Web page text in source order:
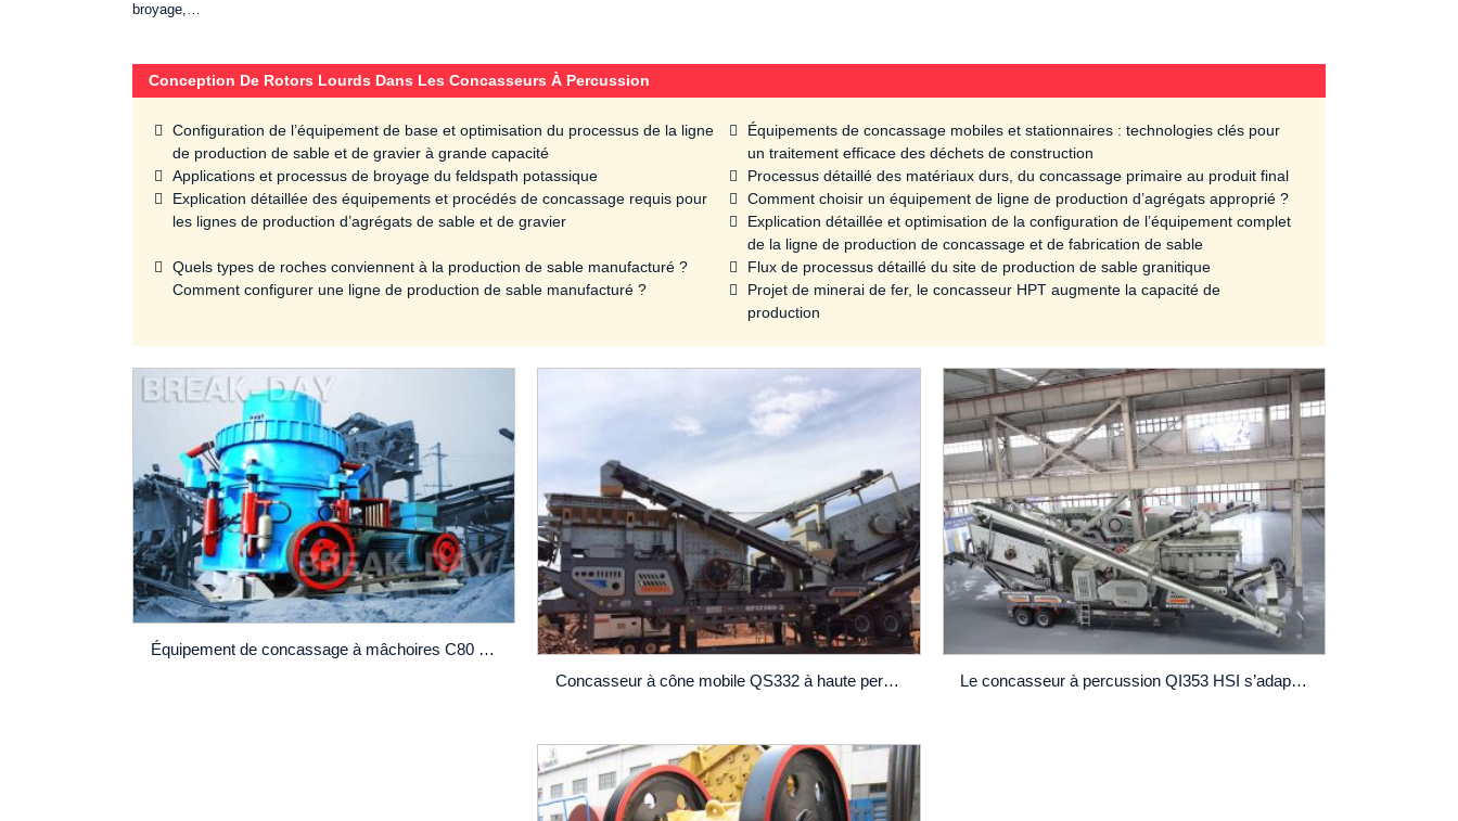
broyage,…
Conception De Rotors Lourds Dans Les Concasseurs À Percussion
Configuration de l’équipement de base et optimisation du processus de la ligne
de production de sable et de gravier à grande capacité
Équipements de concassage mobiles et stationnaires : technologies clés pour
un traitement efficace des déchets de construction
Applications et processus de broyage du feldspath potassique
Processus détaillé des matériaux durs, du concassage primaire au produit final
Explication détaillée des équipements et procédés de concassage requis pour
les lignes de production d’agrégats de sable et de gravier
Comment choisir un équipement de ligne de production d’agrégats approprié ?
Explication détaillée et optimisation de la configuration de l’équipement complet
de la ligne de production de concassage et de fabrication de sable
Quels types de roches conviennent à la production de sable manufacturé ?
Comment configurer une ligne de production de sable manufacturé ?
Flux de processus détaillé du site de production de sable granitique
Projet de minerai de fer, le concasseur HPT augmente la capacité de
production
Équipement de concassage à mâchoires C80 à vendre
Concasseur à cône mobile QS332 à haute performance
Le concasseur à percussion QI353 HSI s’adapte aux différentes exigences matérielles